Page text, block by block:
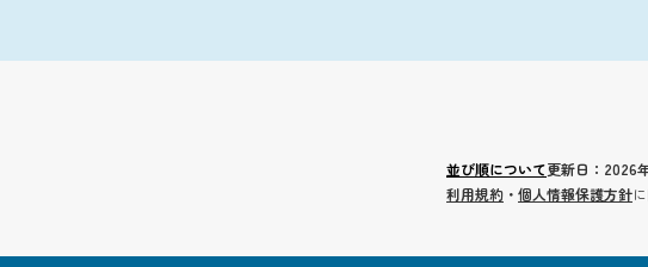
並び順について更新日：2026
利用規約 ・ 個人情報保護方針